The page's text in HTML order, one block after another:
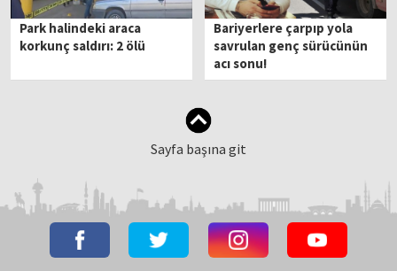
Park halindeki araca
korkunç saldırı: 2 ölü
Bariyerlere çarpıp yola
savrulan genç sürücünün
acı sonu!
Sayfa başına git